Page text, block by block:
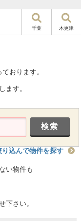
千葉 木更津
おります。
ます。
り込んで物件を探す
い物件も
下さい。